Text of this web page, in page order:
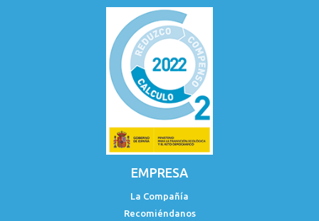
EMPRESA
La Compañía
Recomiéndanos